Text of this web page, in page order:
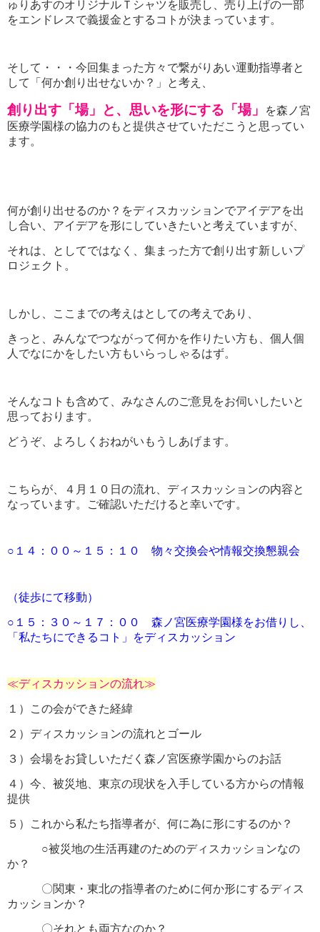
ゅりあすのオリジナルＴシャツを販売し、売り上げの一部
をエンドレスで義援金とするコトが決まっています。
そして・・・今回集まった方々で繋がりあい運動指導者と
して「何か創り出せないか？」と考え、
創り出す「場」と、思いを形にする「場」
を森ノ宮
医療学園様の協力のもと提供させていただこうと思ってい
ます。
何が創り出せるのか？をディスカッションでアイデアを出
し合い、アイデアを形にしていきたいと考えていますが、
それは、としてではなく、集まった方で創り出す新しいプ
ロジェクト。
しかし、ここまでの考えはとしての考えであり、
きっと、みんなでつながって何かを作りたい方も、個人個
人でなにかをしたい方もいらっしゃるはず。
そんなコトも含めて、みなさんのご意見をお伺いしたいと
思っております。
どうぞ、よろしくおねがいもうしあげます。
こちらが、４月１０日の流れ、ディスカッションの内容と
なっています。ご確認いただけると幸いです。
○１４：００～１５：１０ 物々交換会や情報交換懇親会
（徒歩にて移動）
○１５：３０～１７：００ 森ノ宮医療学園様をお借りし、
「私たちにできるコト」をディスカッション
≪ディスカッションの流れ≫
１）この会ができた経緯
２）ディスカッションの流れとゴール
３）会場をお貸しいただく森ノ宮医療学園からのお話
４）今、被災地、東京の現状を入手している方からの情報
提供
５）これから私たち指導者が、何に為に形にするのか？
○被災地の生活再建のためのディスカッションなの
か？
〇関東・東北の指導者のために何か形にするディス
カッションか？
〇それとも両方なのか？